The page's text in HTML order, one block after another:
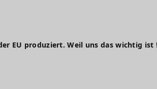
EU produziert. Weil uns das wichtig ist